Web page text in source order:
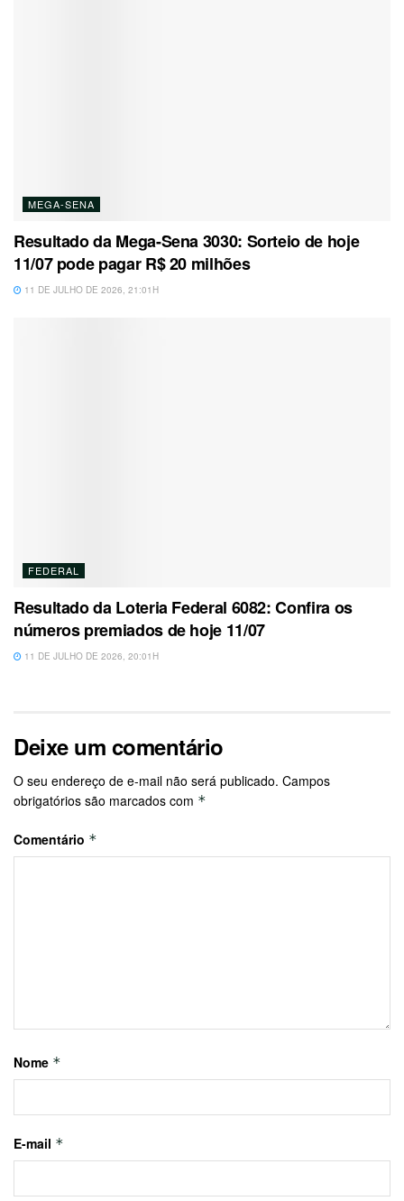
MEGA-SENA
Resultado da Mega-Sena 3030: Sorteio de hoje
11/07 pode pagar R$ 20 milhões
11 DE JULHO DE 2026, 21:01H
FEDERAL
Resultado da Loteria Federal 6082: Confira os
números premiados de hoje 11/07
11 DE JULHO DE 2026, 20:01H
Deixe um comentário
O seu endereço de e-mail não será publicado. Campos
obrigatórios são marcados com *
Comentário *
Nome *
E-mail *